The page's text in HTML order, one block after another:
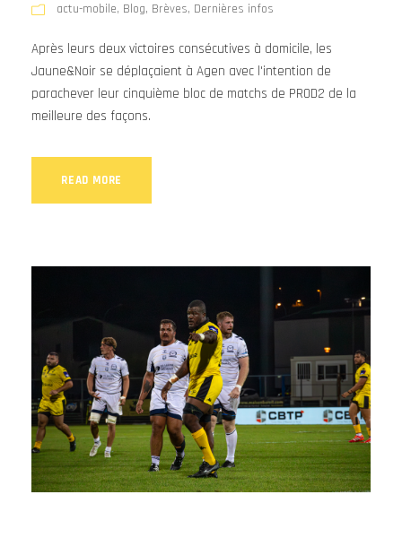
actu-mobile, Blog, Brèves, Dernières infos
Après leurs deux victoires consécutives à domicile, les
Jaune&Noir se déplaçaient à Agen avec l'intention de
parachever leur cinquième bloc de matchs de PROD2 de la
meilleure des façons.
READ MORE